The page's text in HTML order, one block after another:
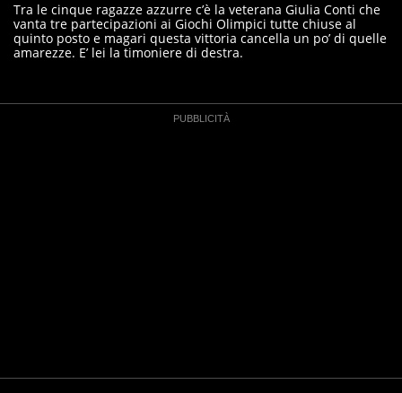
Tra le cinque ragazze azzurre c’è la veterana Giulia Conti che
vanta tre partecipazioni ai Giochi Olimpici tutte chiuse al
quinto posto e magari questa vittoria cancella un po’ di quelle
amarezze. E’ lei la timoniere di destra.